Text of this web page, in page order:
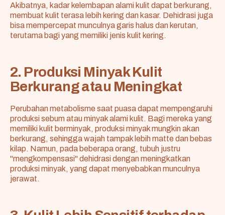
Akibatnya, kadar kelembapan alami kulit dapat berkurang,
membuat kulit terasa lebih kering dan kasar. Dehidrasi juga
bisa mempercepat munculnya garis halus dan kerutan,
terutama bagi yang memiliki jenis kulit kering.
2. Produksi Minyak Kulit
Berkurang atau Meningkat
Perubahan metabolisme saat puasa dapat mempengaruhi
produksi sebum atau minyak alami kulit. Bagi mereka yang
memiliki kulit berminyak, produksi minyak mungkin akan
berkurang, sehingga wajah tampak lebih matte dan bebas
kilap. Namun, pada beberapa orang, tubuh justru
"mengkompensasi" dehidrasi dengan meningkatkan
produksi minyak, yang dapat menyebabkan munculnya
jerawat.